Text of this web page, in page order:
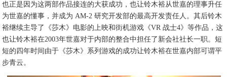
也正是因为这两部作品接连的大获成功，也让铃木裕从世嘉的理事升任
为世嘉的懂事，并成为 AM-2 研究开发部的最高开发责任人。其后铃木
裕继续主导了《莎木》电影的上映和街机游戏《VR 战士4》等作品，这
也让铃木裕在2003年世嘉对于内部的整合中担任了新会社社长一职。短
短的四年时间由于《莎木》系列游戏的成功让铃木裕在世嘉内部可谓平
步青云。